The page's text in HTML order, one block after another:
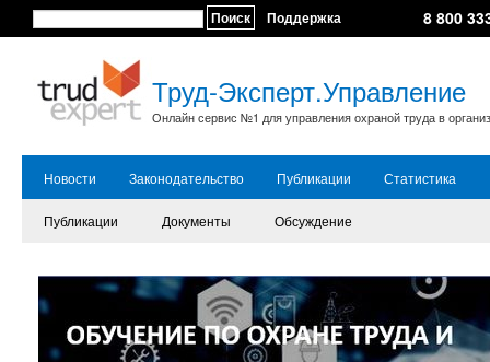
Поиск Поддержка 8 800
Труд-Эксперт.Управление
Онлайн сервис №1 для управления охраной труда в
Новости Законодательство Публикации Статистика
Публикации Документы Обсуждение